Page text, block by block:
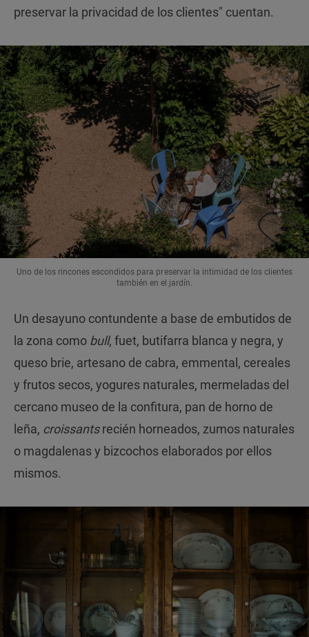
preservar la privacidad de los clientes" cuentan.
Uno de los rincones escondidos para preservar la intimidad de los clientes
también en el jardín.
Un desayuno contundente a base de embutidos de
la zona como bull, fuet, butifarra blanca y negra, y
queso brie, artesano de cabra, emmental, cereales
y frutos secos, yogures naturales, mermeladas del
cercano museo de la confitura, pan de horno de
leña, croissantsrecién horneados, zumos naturales
o magdalenas y bizcochos elaborados por ellos
mismos.